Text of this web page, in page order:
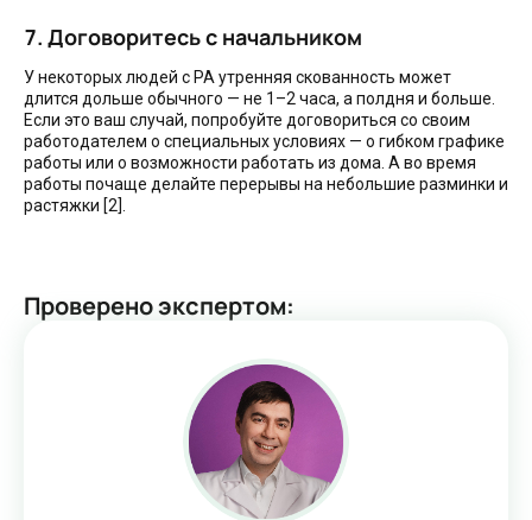
7. Договоритесь с начальником
У некоторых людей с РА утренняя скованность может
длится дольше обычного — не 1–2 часа, а полдня и больше.
Если это ваш случай, попробуйте договориться со своим
работодателем о специальных условиях — о гибком графике
работы или о возможности работать из дома. А во время
работы почаще делайте перерывы на небольшие разминки и
растяжки [2].
Проверено экспертом: